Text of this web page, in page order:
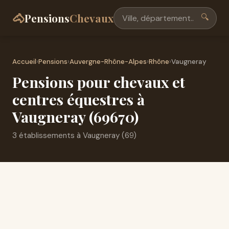
🐴PensionsChevaux 🔍
Accueil›Pensions›Auvergne-Rhône-Alpes›Rhône›Vaugneray
Pensions pour chevaux et
centres équestres à
Vaugneray (69670)
3 établissements à Vaugneray (69)